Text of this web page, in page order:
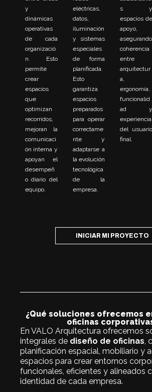
y
dinámicas
operativas
de cada
organizació
n. Esto
permite
crear
espacios
que
optimizan
recorridos,
mejoran la
comunicaci
ón interna y
apoyan el
desempeñ
o diario del
equipo.
eléctricas,
datos,
iluminación
y sistemas
especiales
de forma
planificada.
Esto
garantiza
espacios
preparados
para operar
correctame
nte y
adaptarse a
la evolución
tecnológica
de la
empresa.
s y
espacios de
apoyo,
asegurando
coherencia
entre
arquitectur
a,
ergonomía,
funcionalid
ad y
experiencia
del usuario
final.
INICIAR MI PROYECTO
¿Qué soluciones ofrecemos
oficinas
En VALO Arquitectura ofrecemos
integrales de diseño de oficinas ,
planificación espacial, mobiliario y
espacios para crear entornos
funcionales, eficientes y alineados
identidad de cada empresa.